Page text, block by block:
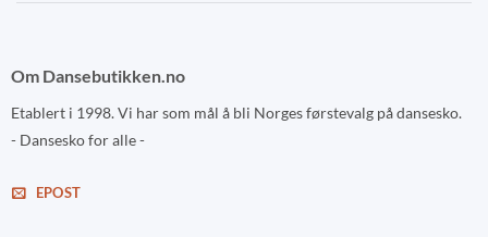
Om Dansebutikken.no
Etablert i 1998. Vi har som mål å bli Norges førstevalg på dansesko.
- Dansesko for alle -
EPOST